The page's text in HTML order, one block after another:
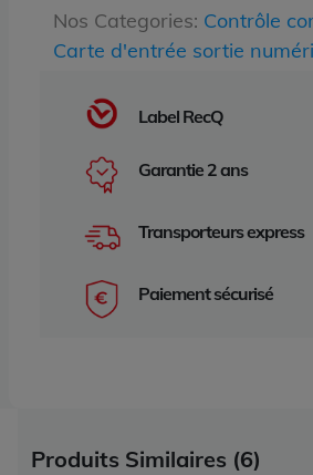
Nos Categories: Contrôle
Carte d'entrée sortie
Label RecQ
Garantie 2 ans
Transporteurs express
Paiement sécurisé
Produits Similaires (6)